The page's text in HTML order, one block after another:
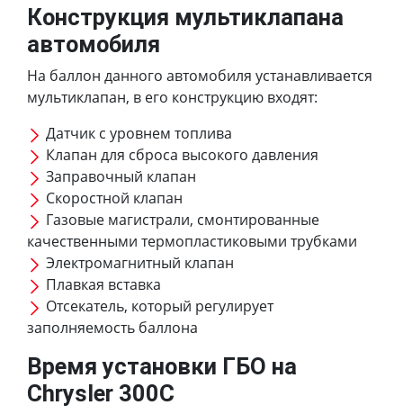
Конструкция мультиклапана
автомобиля
На баллон данного автомобиля устанавливается
мультиклапан, в его конструкцию входят:
Датчик с уровнем топлива
Клапан для сброса высокого давления
Заправочный клапан
Скоростной клапан
Газовые магистрали, смонтированные
качественными термопластиковыми трубками
Электромагнитный клапан
Плавкая вставка
Отсекатель, который регулирует
заполняемость баллона
Время установки ГБО на
Chrysler 300C